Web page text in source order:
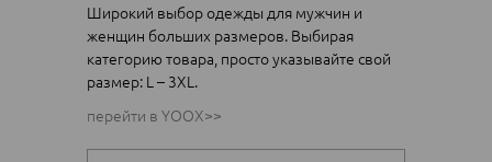
Широкий выбор одежды для мужчин и
женщин больших размеров. Выбирая
категорию товара, просто указывайте свой
размер: L – 3XL.
перейти в YOOX>>